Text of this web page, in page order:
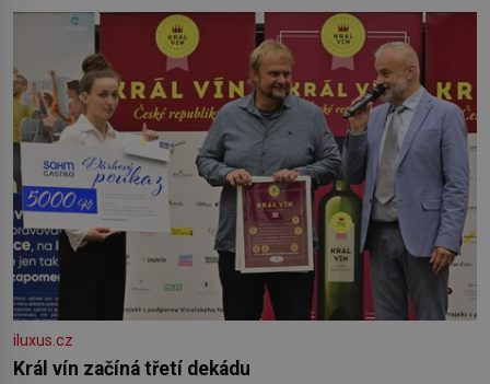
by pokoj miminka měl působit především klidně a útulně.
Předškolní věk je
iluxus.cz
Král vín začíná třetí dekádu